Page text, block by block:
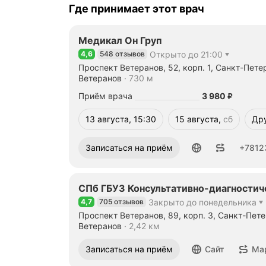
Где принимает этот врач
Медикал Он Груп
Рейтинг 4,6 из 5
4,6 548 отзывов Открыто до 21:00
Проспект Ветеранов, 52, корп. 1, Санкт-
Метро м. Проспект Ветеранов Расстояние
Ветеранов
730 м
Приём врача
Цена
3980
3 980 ₽
13 августа, 15:30 15 августа, сб
суббота
Записаться на приём
Номер телефона: +78123255555
СПб ГБУЗ Консультативно-
Рейтинг 4,7 из 5
4,7 705 отзывов Закрыто до понедельника
Проспект Ветеранов, 89, корп. 3, Санкт-
Метро м. Проспект Ветеранов Расстояние
Ветеранов
2,42 км
Записаться на приём Сайт